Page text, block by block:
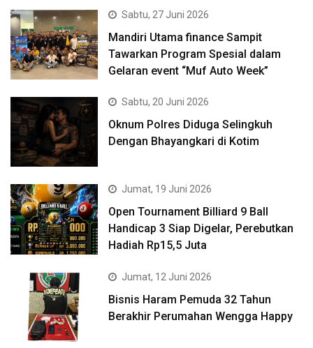
Sabtu, 27 Juni 2026
Mandiri Utama finance Sampit
Tawarkan Program Spesial dalam
Gelaran event “Muf Auto Week”
Sabtu, 20 Juni 2026
Oknum Polres Diduga Selingkuh
Dengan Bhayangkari di Kotim
Jumat, 19 Juni 2026
Open Tournament Billiard 9 Ball
Handicap 3 Siap Digelar, Perebutkan
Hadiah Rp15,5 Juta
Jumat, 12 Juni 2026
Bisnis Haram Pemuda 32 Tahun
Berakhir Perumahan Wengga Happy